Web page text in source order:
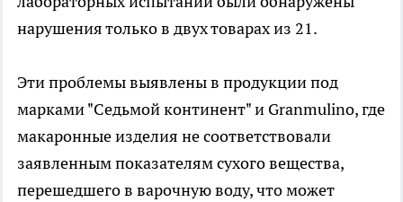
нарушения только в двух товарах из 21.
Эти проблемы выявлены в продукции под
марками "Седьмой континент" и Granmulino, где
макаронные изделия не соответствовали
заявленным показателям сухого вещества,
перешедшего в варочную воду, что может